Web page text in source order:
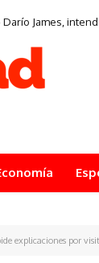
James,
explicaciones por